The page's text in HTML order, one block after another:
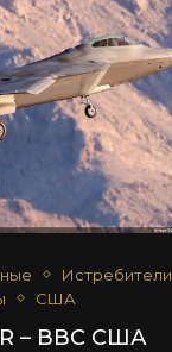
Истребители
США
– ВВС США